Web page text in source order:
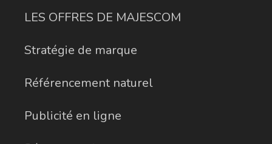
LES OFFRES DE MAJESCOM
Stratégie de marque
Référencement naturel
Publicité en ligne